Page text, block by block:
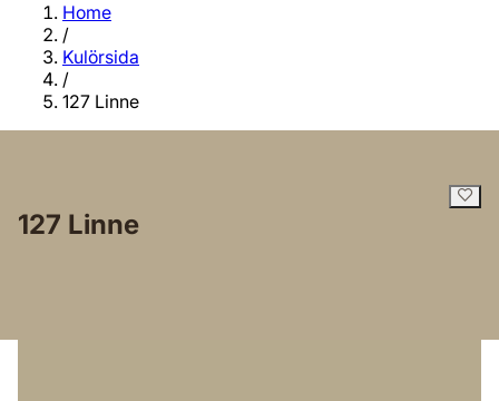
Home
/
Kulörsida
/
127 Linne
127 Linne